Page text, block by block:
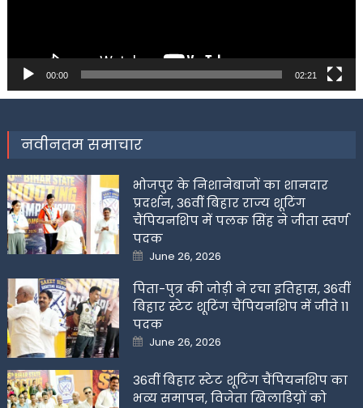
00:00 02:21
नवीनतम समाचार
भोजपुर के निशानेबाजों का शानदार
प्रदर्शन, 36वीं बिहार राज्य शूटिंग
चैंपियनशिप में पलक सिंह ने जीता स्वर्ण
पदक
Posted
on
June 26, 2026
पिता-पुत्र की जोड़ी ने रचा इतिहास, 36वीं
बिहार स्टेट शूटिंग चैंपियनशिप में जीते 11
पदक
Posted
on
June 26, 2026
36वीं बिहार स्टेट शूटिंग चैंपियनशिप का
भव्य समापन, विजेता खिलाडिय़ों को